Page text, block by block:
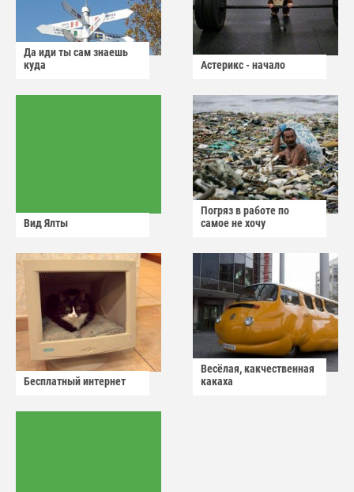
Да иди ты сам знаешь
куда
Астерикс - начало
Вид Ялты
Погряз в работе по
самое не хочу
Бесплатный интернет
Весёлая, какчественная
какаха